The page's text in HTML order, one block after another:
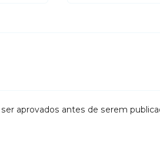
aprovados antes de serem